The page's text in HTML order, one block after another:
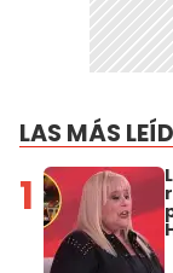
LAS MÁS
1